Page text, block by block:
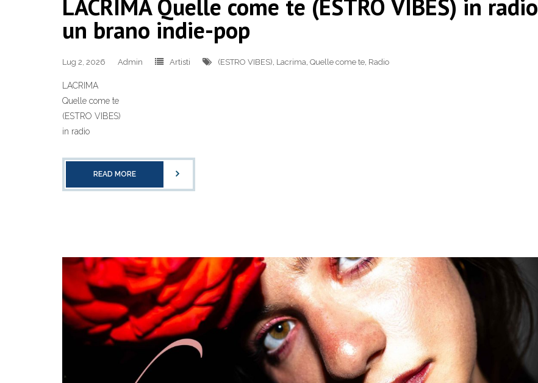
LACRIMA Quelle come te (ESTRO VIBES) in radio
un brano indie-pop
Lug 2, 2026 Admin Artisti (ESTRO VIBES) Lacrima Quelle come te Radio
LACRIMA
Quelle come te
(ESTRO VIBES)
in radio
READ MORE